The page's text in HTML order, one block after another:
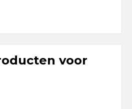
voor